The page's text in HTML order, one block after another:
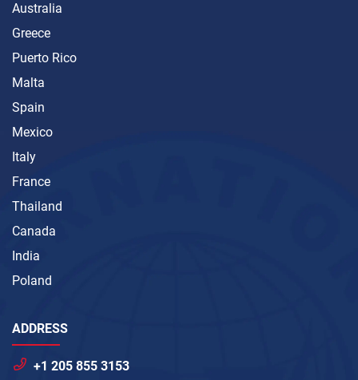
Australia
Greece
Puerto Rico
Malta
Spain
Mexico
Italy
France
Thailand
Canada
India
Poland
ADDRESS
+1 205 855 3153